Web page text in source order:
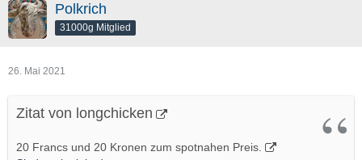
Polkrich
31000g Mitglied
26. Mai 2021
Zitat von longchicken
20 Francs und 20 Kronen zum spotnahen Preis.